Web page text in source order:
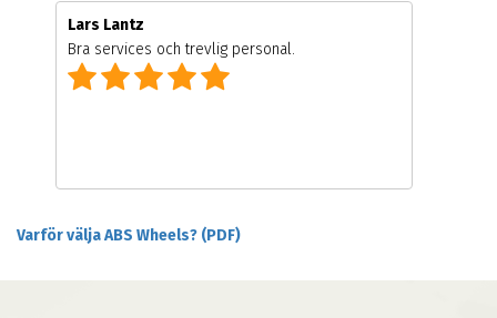
Lars Lantz
Bra services och trevlig personal.
Varför välja ABS Wheels? (PDF)